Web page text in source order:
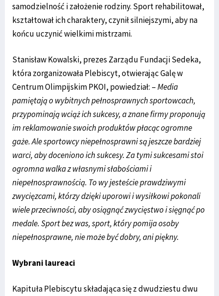
samodzielność i założenie rodziny. Sport rehabilitował,
kształtował ich charaktery, czynił silniejszymi, aby na
końcu uczynić wielkimi mistrzami.
Stanisław Kowalski, prezes Zarządu Fundacji Sedeka,
która zorganizowała Plebiscyt, otwierając Galę w
Centrum Olimpijskim PKOI, powiedział: –Media
pamiętają o wybitnych pełnosprawnych sportowcach,
przypominają wciąż ich sukcesy, a znane firmy proponują
im reklamowanie swoich produktów płacąc ogromne
gaże. Ale sportowcy niepełnosprawni są jeszcze bardziej
warci, aby doceniono ich sukcesy. Za tymi sukcesami stoi
ogromna walka z własnymi słabościami i
niepełnosprawnością. To wy jesteście prawdziwymi
zwycięzcami, którzy dzięki uporowi i wysiłkowi pokonali
wiele przeciwności, aby osiągnąć zwycięstwo i sięgnąć po
medale. Sport bez was, sport, który pomija osoby
niepełnosprawne, nie może być dobry, ani piękny.
Wybrani laureaci
Kapituła Plebiscytu składająca się z dwudziestu dwu